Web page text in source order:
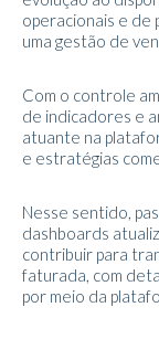
operacionais e de
uma gestão de
Com o controle
de indicadores e
atuante na
e estratégias
Nesse sentido,
dashboards
contribuir para
faturada, com
por meio da